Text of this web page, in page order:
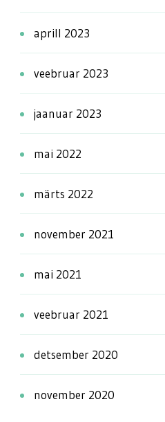
aprill 2023
veebruar 2023
jaanuar 2023
mai 2022
märts 2022
november 2021
mai 2021
veebruar 2021
detsember 2020
november 2020